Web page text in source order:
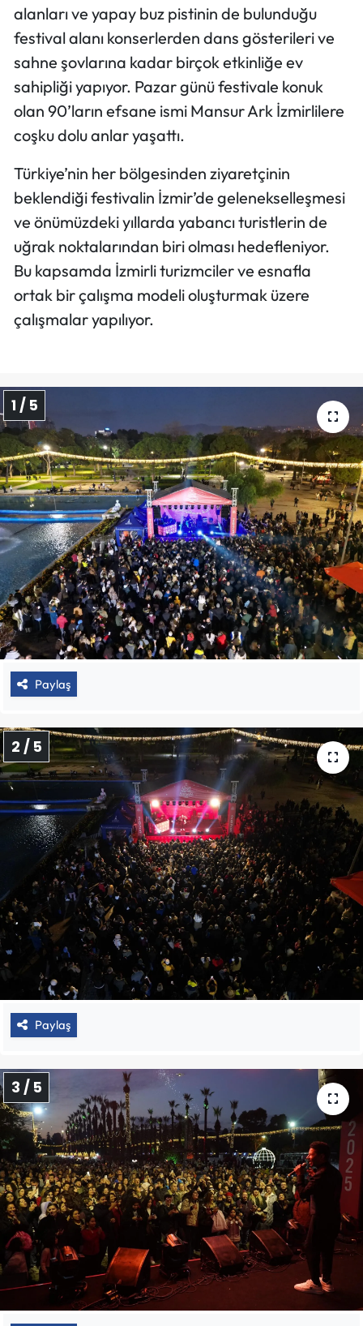
alanları ve yapay buz pistinin de bulunduğu
festival alanı konserlerden dans gösterileri ve
sahne şovlarına kadar birçok etkinliğe ev
sahipliği yapıyor. Pazar günü festivale konuk
olan 90’ların efsane ismi Mansur Ark İzmirlilere
coşku dolu anlar yaşattı.
Türkiye’nin her bölgesinden ziyaretçinin
beklendiği festivalin İzmir’de gelenekselleşmesi
ve önümüzdeki yıllarda yabancı turistlerin de
uğrak noktalarından biri olması hedefleniyor.
Bu kapsamda İzmirli turizmciler ve esnafla
ortak bir çalışma modeli oluşturmak üzere
çalışmalar yapılıyor.
1 / 5
Paylaş
2 / 5
Paylaş
3 / 5